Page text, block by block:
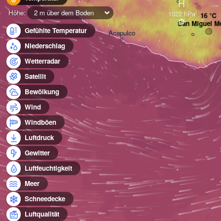
Höhe:
2 m über dem Boden
Gefühlte Temperatur
Niederschlag
Wetterradar
Satellit
Bewölkung
Wind
Windböen
Luftdruck
Gewitter
Luftfeuchtigkeit
Meer
Schneedecke
Luftqualität
Acapulco
San Miguel
H